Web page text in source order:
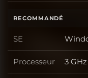
RECOMMANDÉ
SE SE
Processeur 3